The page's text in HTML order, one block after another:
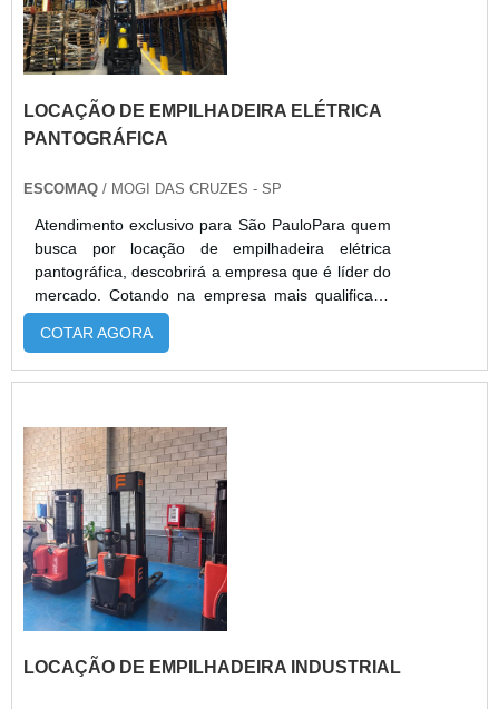
LOCAÇÃO DE EMPILHADEIRA ELÉTRICA
PANTOGRÁFICA
ESCOMAQ / MOGI DAS CRUZES - SP
Atendimento exclusivo para São PauloPara quem
busca por locação de empilhadeira elétrica
pantográfica, descobrirá a empresa que é líder do
mercado. Cotando na empresa mais qualificada
do mercado e achando a melhor referência em
qualidade. Quando a procura é por locação de
Escomaq encontrará eficiência com pagamento
EMPILHADEIRA ELÉTRICA PANTOGRÁFICAHá
muitas m...
COTAR AGORA
LOCAÇÃO DE EMPILHADEIRA INDUSTRIAL